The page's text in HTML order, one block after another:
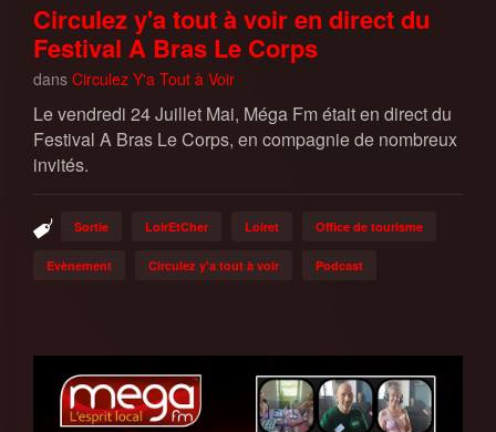
Circulez y'a tout à voir en direct du
Festival A Bras Le Corps
dans Circulez Y'a Tout à Voir
Le vendredi 24 Juillet Mai, Méga Fm était en direct du
Festival A Bras Le Corps, en compagnie de nombreux
invités.
Sortie LoirEtCher Loiret Office de tourisme
Evènement Circulez y'a tout à voir Podcast